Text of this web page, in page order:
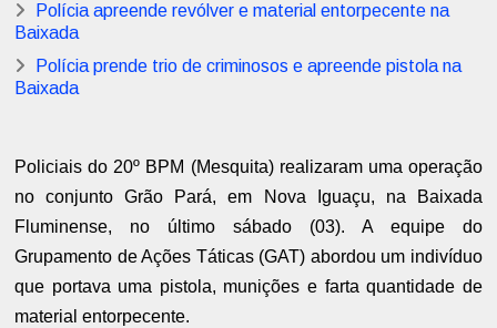
Polícia apreende revólver e material entorpecente na
Baixada
Polícia prende trio de criminosos e apreende pistola na
Baixada
Policiais do 20º BPM (Mesquita) realizaram uma operação
no conjunto Grão Pará, em Nova Iguaçu, na Baixada
Fluminense, no último sábado (03). A equipe do
Grupamento de Ações Táticas (GAT) abordou um indivíduo
que portava uma pistola, munições e farta quantidade de
material entorpecente.